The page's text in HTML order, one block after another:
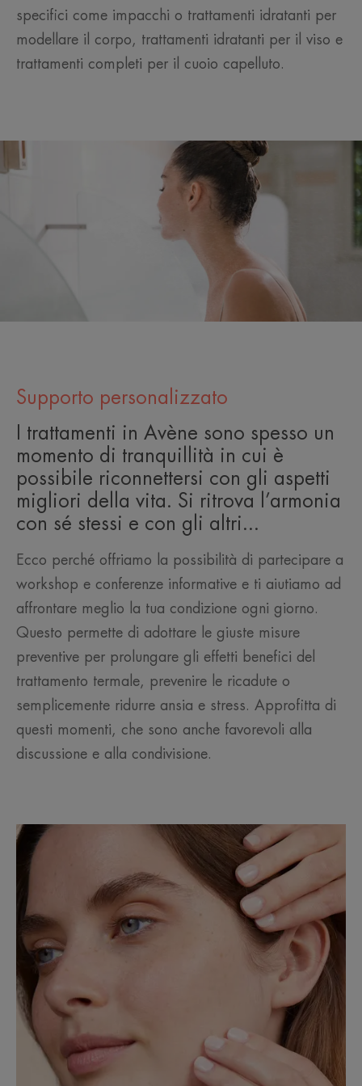
specifici come impacchi o trattamenti idratanti per
modellare il corpo, trattamenti idratanti per il viso e
trattamenti completi per il cuoio capelluto.
Supporto personalizzato
I trattamenti in Avène sono spesso un
momento di tranquillità in cui è
possibile riconnettersi con gli aspetti
migliori della vita. Si ritrova l’armonia
con sé stessi e con gli altri...
Ecco perché offriamo la possibilità di partecipare a
workshop e conferenze informative e ti aiutiamo ad
affrontare meglio la tua condizione ogni giorno.
Questo permette di adottare le giuste misure
preventive per prolungare gli effetti benefici del
trattamento termale, prevenire le ricadute o
semplicemente ridurre ansia e stress. Approfitta di
questi momenti, che sono anche favorevoli alla
discussione e alla condivisione.